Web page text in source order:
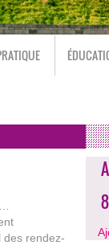
des rendez-